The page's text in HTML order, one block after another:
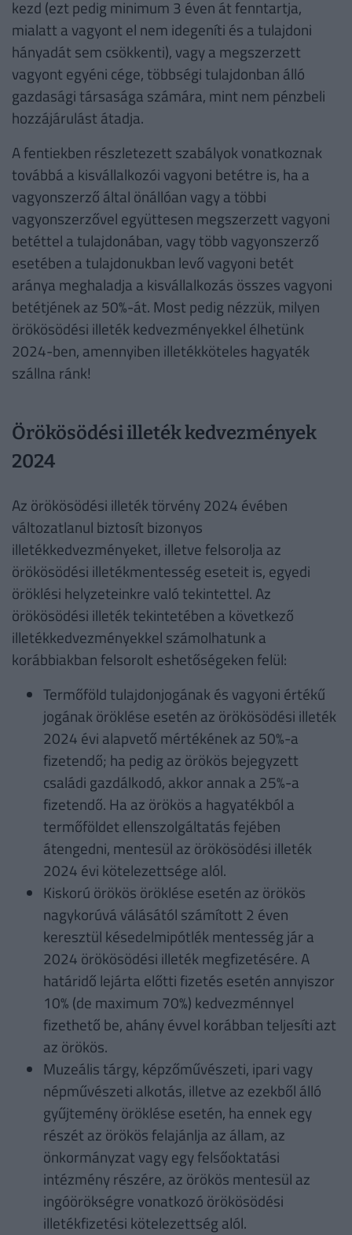
kezd (ezt pedig minimum 3 éven át fenntartja,
mialatt a vagyont el nem idegeníti és a tulajdoni
hányadát sem csökkenti), vagy a megszerzett
vagyont egyéni cége, többségi tulajdonban álló
gazdasági társasága számára, mint nem pénzbeli
hozzájárulást átadja.
A fentiekben részletezett szabályok vonatkoznak
továbbá a kisvállalkozói vagyoni betétre is, ha a
vagyonszerző által önállóan vagy a többi
vagyonszerzővel együttesen megszerzett vagyoni
betéttel a tulajdonában, vagy több vagyonszerző
esetében a tulajdonukban levő vagyoni betét
aránya meghaladja a kisvállalkozás összes vagyoni
betétjének az 50%-át. Most pedig nézzük, milyen
örökösödési illeték kedvezményekkel élhetünk
2024-ben, amennyiben illetékköteles hagyaték
szállna ránk!
Örökösödési illeték kedvezmények
2024
Az örökösödési illeték törvény 2024 évében
változatlanul biztosít bizonyos
illetékkedvezményeket, illetve felsorolja az
örökösödési illetékmentesség eseteit is, egyedi
öröklési helyzeteinkre való tekintettel. Az
örökösödési illeték tekintetében a következő
illetékkedvezményekkel számolhatunk a
korábbiakban felsorolt eshetőségeken felül:
Termőföld tulajdonjogának és vagyoni értékű
jogának öröklése esetén az örökösödési illeték
2024 évi alapvető mértékének az 50%-a
fizetendő; ha pedig az örökös bejegyzett
családi gazdálkodó, akkor annak a 25%-a
fizetendő. Ha az örökös a hagyatékból a
termőföldet ellenszolgáltatás fejében
átengedni, mentesül az örökösödési illeték
2024 évi kötelezettsége alól.
Kiskorú örökös öröklése esetén az örökös
nagykorúvá válásától számított 2 éven
keresztül késedelmipótlék mentesség jár a
2024 örökösödési illeték megfizetésére. A
határidő lejárta előtti fizetés esetén annyiszor
10% (de maximum 70%) kedvezménnyel
fizethető be, ahány évvel korábban teljesíti azt
az örökös.
Muzeális tárgy, képzőművészeti, ipari vagy
népművészeti alkotás, illetve az ezekből álló
gyűjtemény öröklése esetén, ha ennek egy
részét az örökös felajánlja az állam, az
önkormányzat vagy egy felsőoktatási
intézmény részére, az örökös mentesül az
ingóörökségre vonatkozó örökösödési
illetékfizetési kötelezettség alól.